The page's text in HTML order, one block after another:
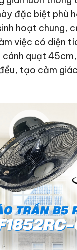
đặc biệt phù
hoạt chung,
việc có diện
cánh quạt
tạo cảm